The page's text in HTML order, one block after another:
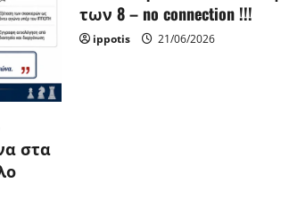
στα
των 8 – no connection !!!
ippotis 21/06/2026